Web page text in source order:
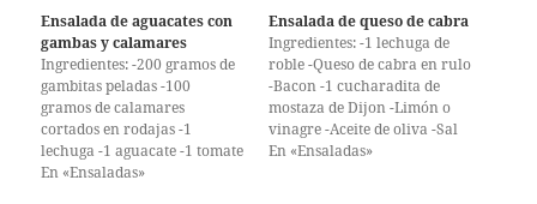
Ensalada de aguacates con
gambas y calamares
Ingredientes: -200 gramos de
gambitas peladas -100
gramos de calamares
cortados en rodajas -1
lechuga -1 aguacate -1 tomate
o varios tomates cherry -1
En «Ensaladas»
Ensalada de queso de cabra
Ingredientes: -1 lechuga de
roble -Queso de cabra en rulo
-Bacon -1 cucharadita de
mostaza de Dijon -Limón o
vinagre -Aceite de oliva -Sal
Limpia la lechuga y reserva.
En «Ensaladas»